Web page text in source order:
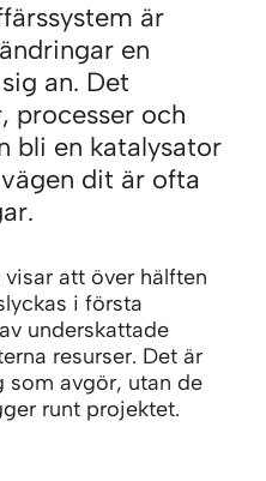
är
en
an. Det
processer och
bli en katalysator
dit är ofta
att över hälften
i första
underskattade
resurser. Det är
som avgör, utan de
runt projektet.